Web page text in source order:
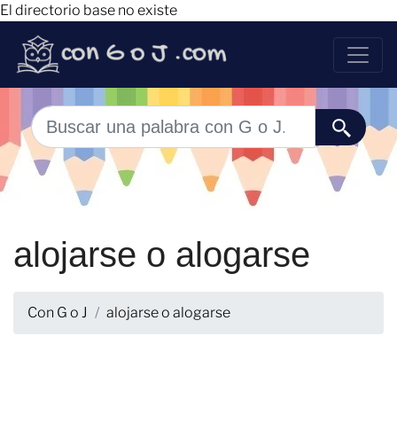
El directorio base no existe
alojarse o alogarse
Con G o J alojarse o alogarse